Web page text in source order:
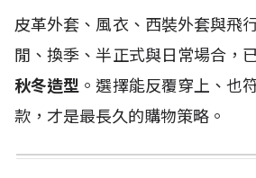
皮革外套、風衣、西裝外套與飛
閒、換季、半正式與日常場合，
秋冬造型 。選擇能反覆穿上、也
款，才是最長久的購物策略。